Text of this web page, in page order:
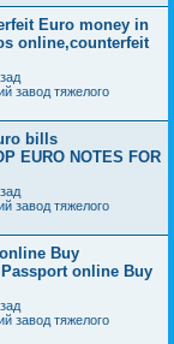
Euro money in
online,counterfeit
завод тяжелого
bills
EURO NOTES FOR
завод тяжелого
Buy
online Buy
завод тяжелого